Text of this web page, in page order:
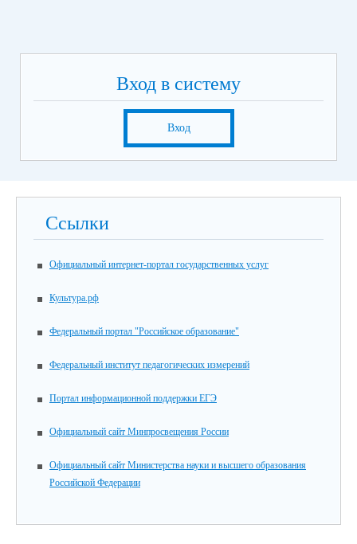
Вход в систему
Вход
Ссылки
Официальный интернет-портал государственных услуг
Культура.рф
Федеральный портал "Российское образование"
Федеральный институт педагогических измерений
Портал информационной поддержки ЕГЭ
Официальный сайт Минпросвещения России
Официальный сайт Министерства науки и высшего образования
Российской Федерации